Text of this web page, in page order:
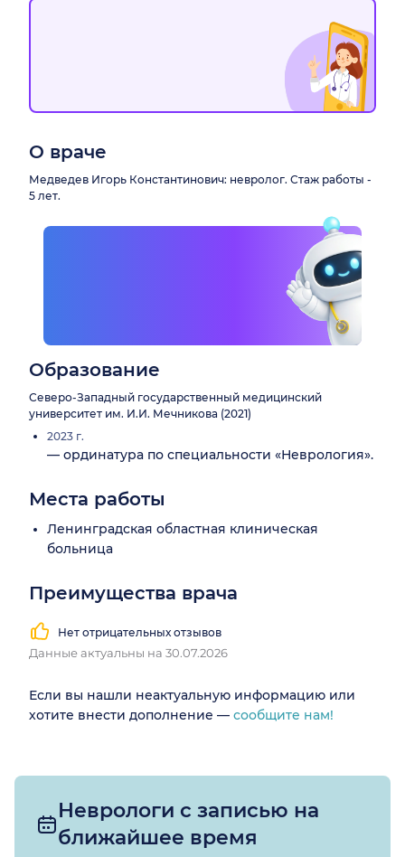
О враче
Медведев Игорь Константинович: невролог. Стаж работы -
5 лет.
Образование
Северо-Западный государственный медицинский
университет им. И.И. Мечникова (2021)
2023 г.
— ординатура по специальности «Неврология».
Места работы
Ленинградская областная клиническая
больница
Преимущества врача
Нет отрицательных отзывов
Данные актуальны на 30.07.2026
Если вы нашли неактуальную информацию или
хотите внести дополнение — сообщите нам!
Неврологи с записью на
ближайшее время